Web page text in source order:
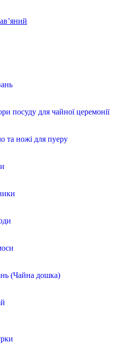
посуду для чайної церемонії
та ножі для пуеру
(Чайна дошка)